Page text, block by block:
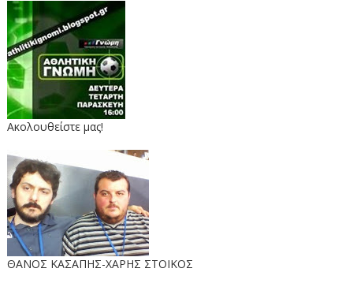
Ακολουθείστε μας!
ΘΑΝΟΣ ΚΑΣΑΠΗΣ-ΧΑΡΗΣ ΣΤΟΙΚΟΣ